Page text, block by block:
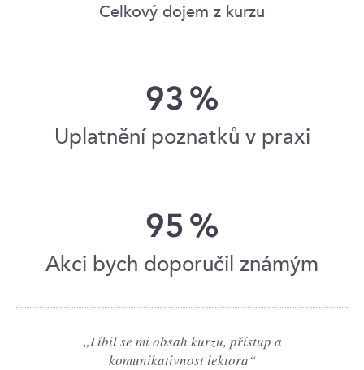
Celkový dojem z kurzu
93 %
Uplatnění poznatků v praxi
95%
Akci bych doporučil známým
„Líbil se mi obsah kurzu, přístup a
komunikativnost lektora“